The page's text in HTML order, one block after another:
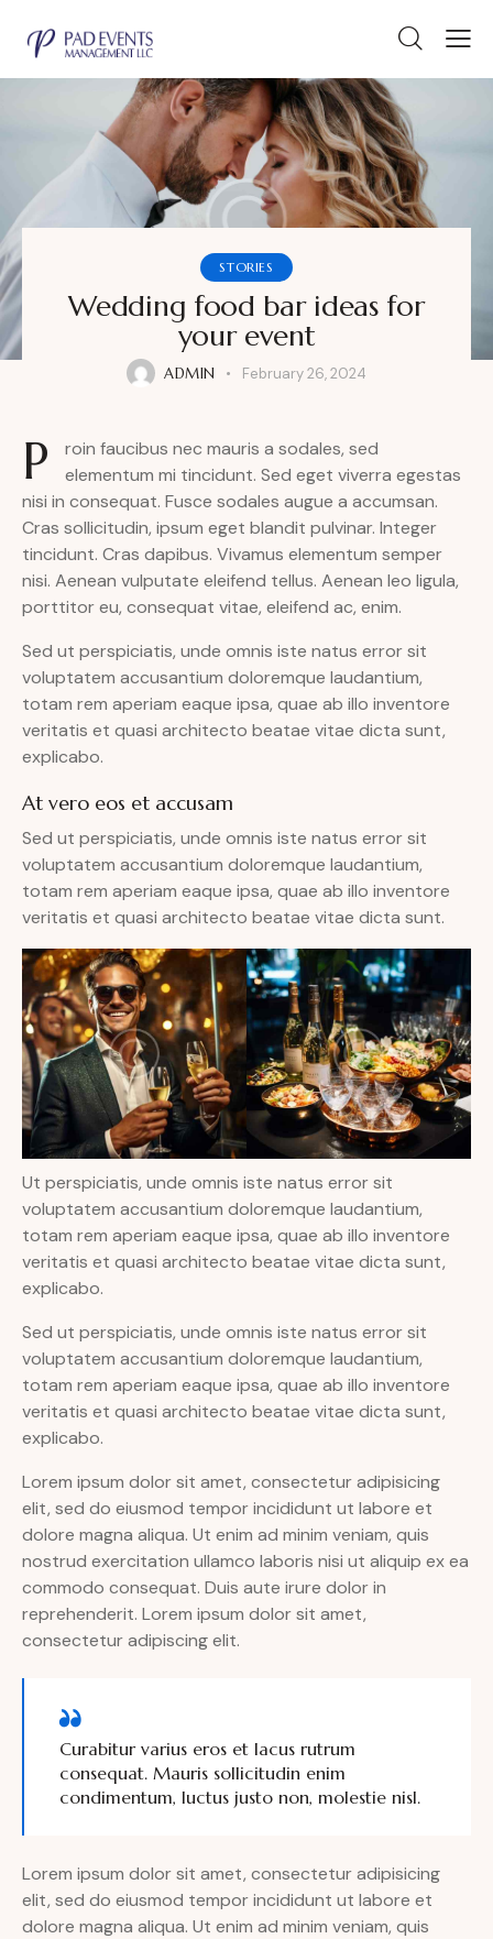
STORIES
Wedding food bar ideas for
your event
ADMIN February 26, 2024
P
roin faucibus nec mauris a sodales, sed
elementum mi tincidunt. Sed eget viverra egestas
nisi in consequat. Fusce sodales augue a accumsan.
Cras sollicitudin, ipsum eget blandit pulvinar. Integer
tincidunt. Cras dapibus. Vivamus elementum semper
nisi. Aenean vulputate eleifend tellus. Aenean leo ligula,
porttitor eu, consequat vitae, eleifend ac, enim.
Sed ut perspiciatis, unde omnis iste natus error sit
voluptatem accusantium doloremque laudantium,
totam rem aperiam eaque ipsa, quae ab illo inventore
veritatis et quasi architecto beatae vitae dicta sunt,
explicabo.
At vero eos et accusam
Sed ut perspiciatis, unde omnis iste natus error sit
voluptatem accusantium doloremque laudantium,
totam rem aperiam eaque ipsa, quae ab illo inventore
veritatis et quasi architecto beatae vitae dicta sunt.
Ut perspiciatis, unde omnis iste natus error sit
voluptatem accusantium doloremque laudantium,
totam rem aperiam eaque ipsa, quae ab illo inventore
veritatis et quasi architecto beatae vitae dicta sunt,
explicabo.
Sed ut perspiciatis, unde omnis iste natus error sit
voluptatem accusantium doloremque laudantium,
totam rem aperiam eaque ipsa, quae ab illo inventore
veritatis et quasi architecto beatae vitae dicta sunt,
explicabo.
Lorem ipsum dolor sit amet, consectetur adipisicing
elit, sed do eiusmod tempor incididunt ut labore et
dolore magna aliqua. Ut enim ad minim veniam, quis
nostrud exercitation ullamco laboris nisi ut aliquip ex ea
commodo consequat. Duis aute irure dolor in
reprehenderit. Lorem ipsum dolor sit amet,
consectetur adipiscing elit.
Curabitur varius eros et lacus rutrum
consequat. Mauris sollicitudin enim
condimentum, luctus justo non, molestie nisl.
Lorem ipsum dolor sit amet, consectetur adipisicing
elit, sed do eiusmod tempor incididunt ut labore et
dolore magna aliqua. Ut enim ad minim veniam, quis